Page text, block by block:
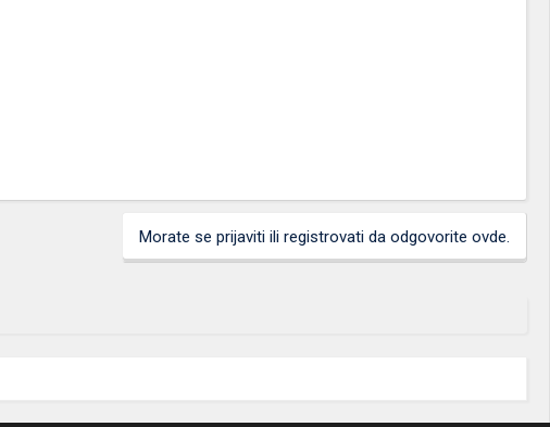
Morate se prijaviti ili registrovati da odgovorite ovde.